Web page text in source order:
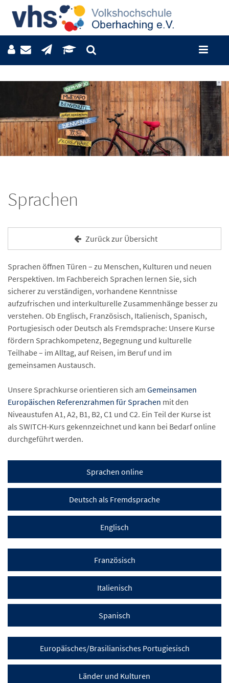
Sprachen
Zurück zur Übersicht
Sprachen öffnen Türen – zu Menschen, Kulturen und neuen
Perspektiven. Im Fachbereich Sprachen lernen Sie, sich
sicherer zu verständigen, vorhandene Kenntnisse
aufzufrischen und interkulturelle Zusammenhänge besser zu
verstehen. Ob Englisch, Französisch, Italienisch, Spanisch,
Portugiesisch oder Deutsch als Fremdsprache: Unsere Kurse
fördern Sprachkompetenz, Begegnung und kulturelle
Teilhabe – im Alltag, auf Reisen, im Beruf und im
gemeinsamen Austausch.
Unsere Sprachkurse orientieren sich am Gemeinsamen
Europäischen Referenzrahmen für Sprachen mit den
Niveaustufen A1, A2, B1, B2, C1 und C2. Ein Teil der Kurse ist
als SWITCH-Kurs gekennzeichnet und kann bei Bedarf online
durchgeführt werden.
Sprachen online
Deutsch als Fremdsprache
Englisch
Französisch
Italienisch
Spanisch
Europäisches/Brasilianisches Portugiesisch
Länder und Kulturen